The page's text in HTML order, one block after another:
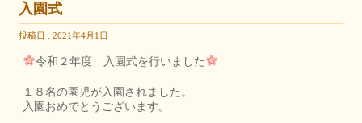
入園式
投稿日 : 2021年4月1日
令和２年度 入園式を行いました
１８名の園児が入園されました。
入園おめでとうございます。